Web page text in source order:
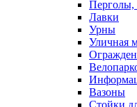
Перголы,
Лавки
Урны
Уличная
Вазоны
Стойки